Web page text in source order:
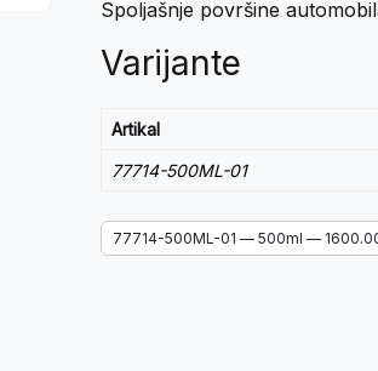
Spoljašnje površine
Varijante
Artikal
77714-500ML-01